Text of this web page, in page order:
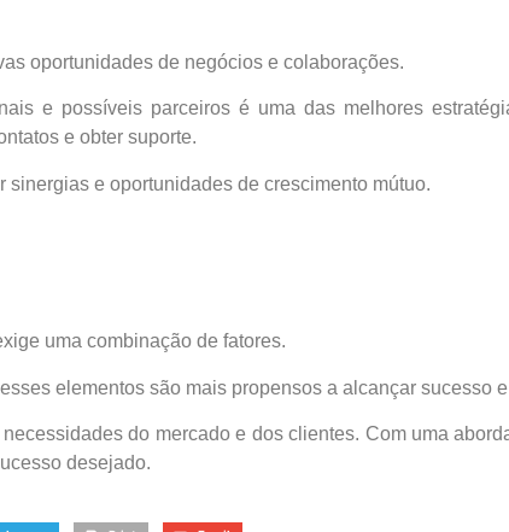
oportunidades de negócios e colaborações.
e possíveis parceiros é uma das melhores
e obter suporte.
e oportunidades de crescimento mútuo.
uma combinação de fatores.
elementos são mais propensos a alcançar sucesso
do mercado e dos clientes. Com uma
desejado.